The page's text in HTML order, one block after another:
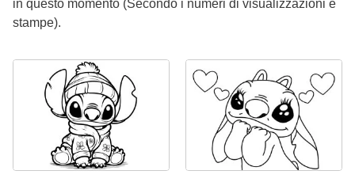
in questo momento (Secondo i numeri di visualizzazioni e
stampe).